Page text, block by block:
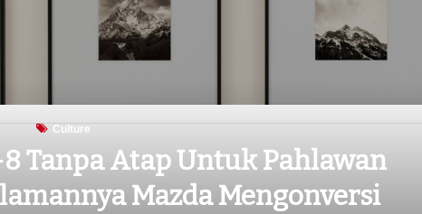
Culture
Tanpa Atap Untuk Pahlawan
Mazda Mengonversi